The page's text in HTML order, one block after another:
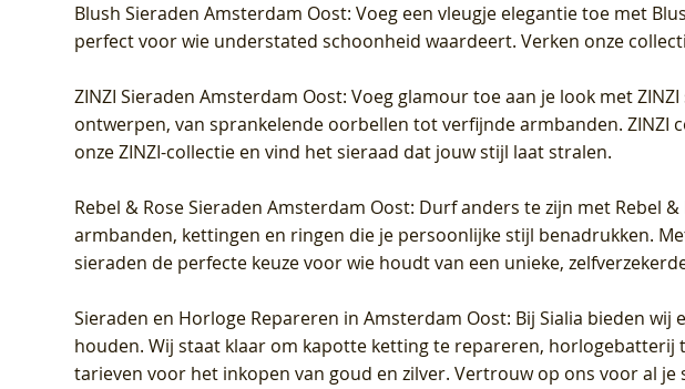
Blush Sieraden Amsterdam Oost: Voeg een vleugje elegantie toe met
perfect voor wie understated schoonheid waardeert. Verken onze
ZINZI Sieraden Amsterdam Oost: Voeg glamour toe aan je look met
ontwerpen, van sprankelende oorbellen tot verfijnde armbanden.
onze ZINZI-collectie en vind het sieraad dat jouw stijl laat stralen.
Rebel & Rose Sieraden Amsterdam Oost: Durf anders te zijn met Rebel
armbanden, kettingen en ringen die je persoonlijke stijl benadrukken.
sieraden de perfecte keuze voor wie houdt van een unieke,
Sieraden en Horloge Repareren in Amsterdam Oost: Bij Sialia bieden
houden. Wij staat klaar om kapotte ketting te repareren,
tarieven voor het inkopen van goud en zilver. Vertrouw op ons voor al